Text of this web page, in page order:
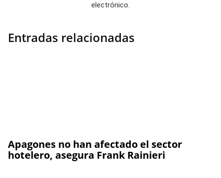
electrónico.
Entradas relacionadas
Apagones no han afectado el sector
hotelero, asegura Frank Rainieri